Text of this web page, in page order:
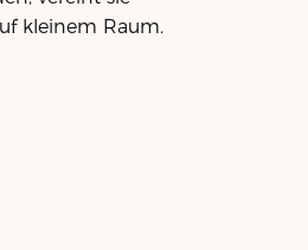
kleinem Raum.